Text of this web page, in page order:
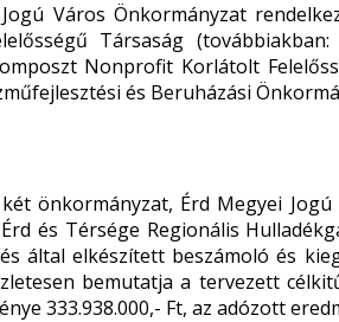
Város Önkormányzat
Társaság
Nonprofit Korlátolt
és Beruházási
önkormányzat, Érd Megyei
és Térsége Regionális
által elkészített beszámoló és
bemutatja a tervezett
333.938.000,- Ft, az adózott